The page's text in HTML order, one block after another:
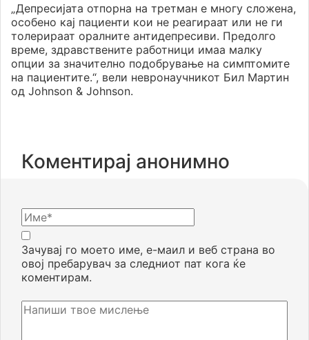
„Депресијата отпорна на третман е многу сложена,
особено кај пациенти кои не реагираат или не ги
толерираат оралните антидепресиви. Предолго
време, здравствените работници имаа малку
опции за значително подобрување на симптомите
на пациентите.“, вели невронаучникот Бил Мартин
од Johnson & Johnson.
Коментирај анонимно
Зачувај го моето име, е-маил и веб страна во
овој пребарувач за следниот пат кога ќе
коментирам.